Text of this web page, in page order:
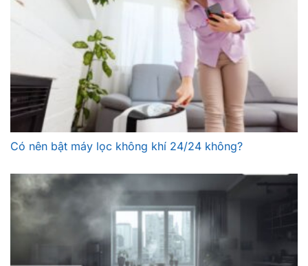
Có nên bật máy lọc không khí 24/24 không?